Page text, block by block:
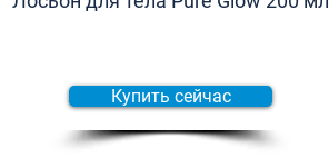
Купить сейчас